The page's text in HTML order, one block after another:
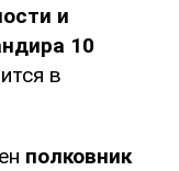
и
10
в
полковник